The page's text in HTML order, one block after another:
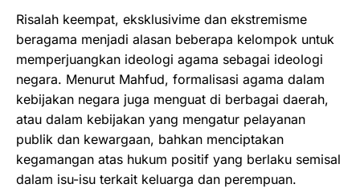
Risalah keempat, eksklusivime dan ekstremisme
beragama menjadi alasan beberapa kelompok untuk
memperjuangkan ideologi agama sebagai ideologi
negara. Menurut Mahfud, formalisasi agama dalam
kebijakan negara juga menguat di berbagai daerah,
atau dalam kebijakan yang mengatur pelayanan
publik dan kewargaan, bahkan menciptakan
kegamangan atas hukum positif yang berlaku semisal
dalam isu-isu terkait keluarga dan perempuan.